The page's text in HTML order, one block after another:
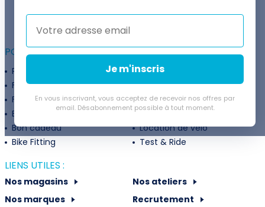
+41 22 307 02 00
POUR ALLER PLUS LOIN :
Programme fidélité
Entreprises
Financement
Services
Flexibilité de paiement
Subventions
Extension de garantie
Politique de retour
Bon cadeau
Location de vélo
Bike Fitting
Test & Ride
LIENS UTILES :
Nos magasins
Nos ateliers
Nos marques
Recrutement
Je m'inscris
En vous inscrivant, vous acceptez de recevoir nos offres par
email. Désabonnement possible à tout moment.